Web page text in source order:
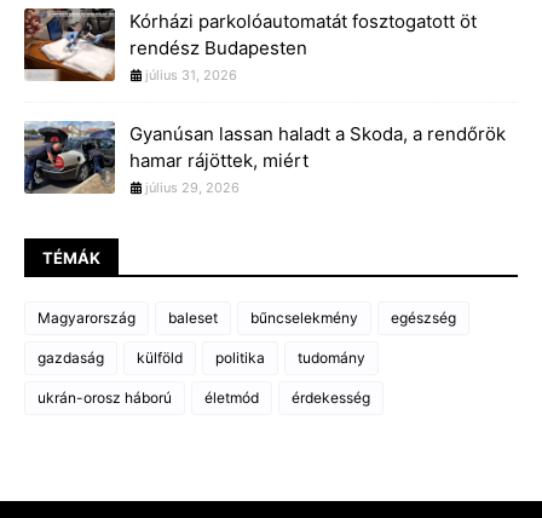
Kórházi parkolóautomatát fosztogatott öt
rendész Budapesten
július 31, 2026
Gyanúsan lassan haladt a Skoda, a rendőrök
hamar rájöttek, miért
július 29, 2026
TÉMÁK
Magyarország baleset bűncselekmény egészség
gazdaság külföld politika tudomány
ukrán-orosz háború életmód érdekesség